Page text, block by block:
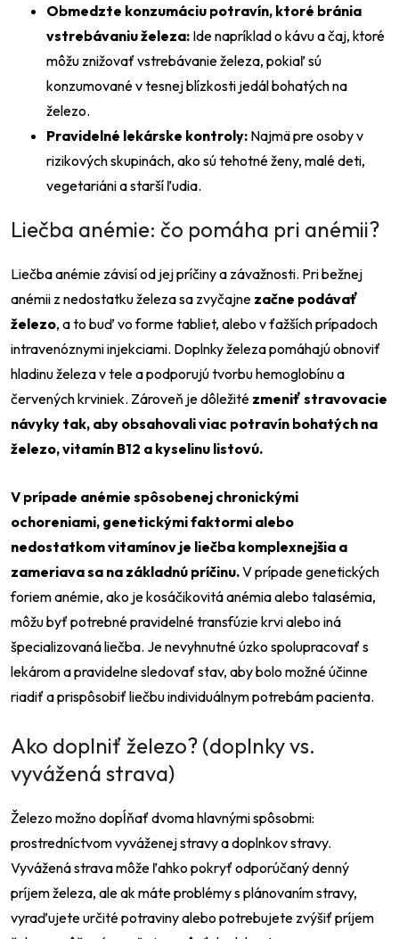
Obmedzte konzumáciu potravín, ktoré bránia
vstrebávaniu železa: Ide napríklad o kávu a čaj, ktoré
môžu znižovať vstrebávanie železa, pokiaľ sú
konzumované v tesnej blízkosti jedál bohatých na
železo.
Pravidelné lekárske kontroly: Najmä pre osoby v
rizikových skupinách, ako sú tehotné ženy, malé deti,
vegetariáni a starší ľudia.
Liečba anémie: čo pomáha pri anémii?
Liečba anémie závisí od jej príčiny a závažnosti. Pri bežnej
anémii z nedostatku železa sa zvyčajne začne podávať
železo, a to buď vo forme tabliet, alebo v ťažších prípadoch
intravenóznymi injekciami. Doplnky železa pomáhajú obnoviť
hladinu železa v tele a podporujú tvorbu hemoglobínu a
červených krviniek. Zároveň je dôležité zmeniť stravovacie
návyky tak, aby obsahovali viac potravín bohatých na
železo, vitamín B12 a kyselinu listovú.
V prípade anémie spôsobenej chronickými
ochoreniami, genetickými faktormi alebo
nedostatkom vitamínov je liečba komplexnejšia a
zameriava sa na základnú príčinu.V prípade genetických
foriem anémie, ako je kosáčikovitá anémia alebo talasémia,
môžu byť potrebné pravidelné transfúzie krvi alebo iná
špecializovaná liečba. Je nevyhnutné úzko spolupracovať s
lekárom a pravidelne sledovať stav, aby bolo možné účinne
riadiť a prispôsobiť liečbu individuálnym potrebám pacienta.
Ako doplniť železo? (doplnky vs.
vyvážená strava)
Železo možno dopĺňať dvoma hlavnými spôsobmi:
prostredníctvom vyváženej stravy a doplnkov stravy.
Vyvážená strava môže ľahko pokryť odporúčaný denný
príjem železa, ale ak máte problémy s plánovaním stravy,
vyraďujete určité potraviny alebo potrebujete zvýšiť príjem
Odeslat